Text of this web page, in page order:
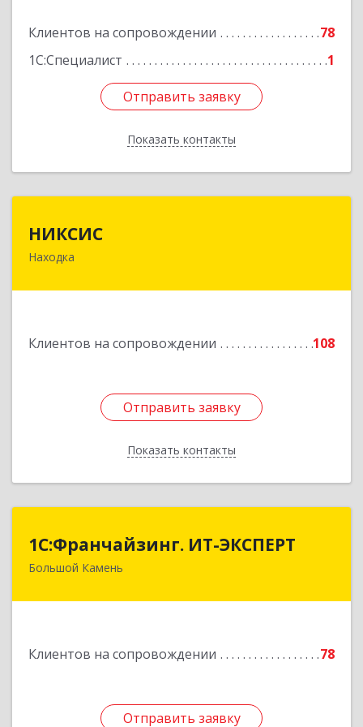
Клиентов на сопровождении
78
1С:Специалист
1
Отправить заявку
Показать контакты
Подробнее
Отправить заявку
Назад
НИКСИС
Находка
Клиентов на сопровождении 108
Отправить заявку
Показать контакты
Отправить заявку
Назад
1С:Франчайзинг. ИТ-ЭКСПЕРТ
Большой Камень
Клиентов на сопровождении 78
Отправить заявку
1С:Франчайзинг. ИТ-ЭКСПЕРТ
692806, Приморский край, Большой Камень г,
Отправить заявку